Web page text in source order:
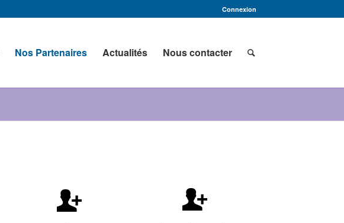
Connexion
Nos Partenaires Actualités Nous contacter